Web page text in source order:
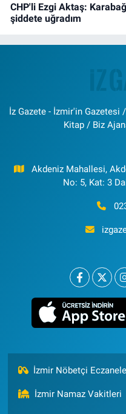
CHP'li Ezgi Aktaş:
şiddete uğradım
İz Gazete - İzmir'in
Kitap / Biz
Akdeniz Mahallesi,
No: 5, Kat: 3
İzmir Nöbetçi
İzmir Namaz Vakitleri